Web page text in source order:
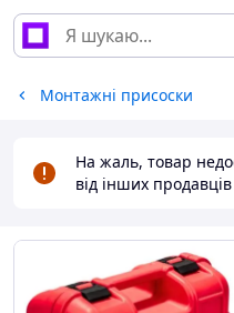
Монтажні присоски
На жаль, товар
від інших продавців